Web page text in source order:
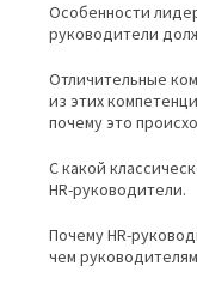
Особенности
руководители
Отличительные
из этих
почему это
С какой
HR-руководители.
Почему HR-
чем